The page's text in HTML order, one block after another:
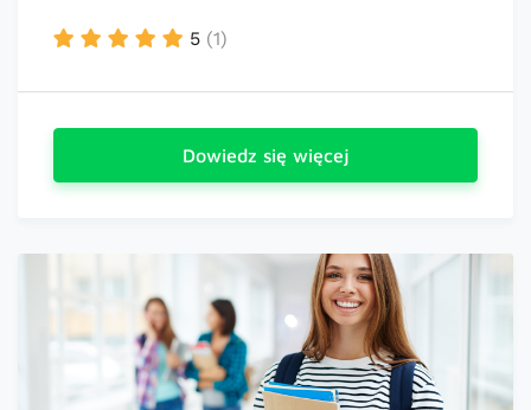
5 (1)
Dowiedz się więcej